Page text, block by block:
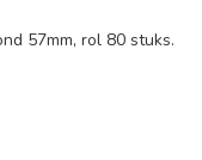
57mm, rol 80 stuks.